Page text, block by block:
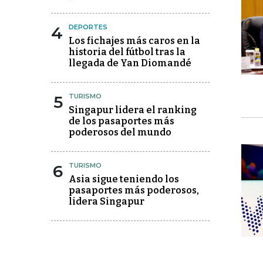
4 DEPORTES
Los fichajes más caros en la
historia del fútbol tras la
llegada de Yan Diomandé
5 TURISMO
Singapur lidera el ranking
de los pasaportes más
poderosos del mundo
6 TURISMO
Asia sigue teniendo los
pasaportes más poderosos,
lidera Singapur